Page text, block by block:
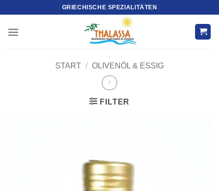
springen
GRIECHISCHE SPEZIALITÄTEN
START / OLIVENÖL & ESSIG
FILTER